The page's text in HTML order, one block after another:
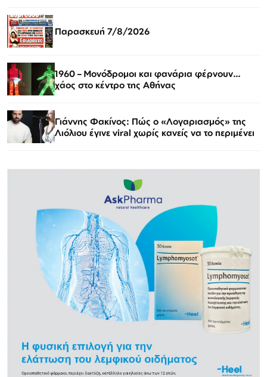
Παρασκευή 7/8/2026
1960 – Μονόδρομοι και φανάρια φέρνουν…
χάος στο κέντρο της Αθήνας
Γιάννης Φακίνος: Πώς ο «Λογαριασμός» της
Λιόλιου έγινε viral χωρίς κανείς να το περιμένει